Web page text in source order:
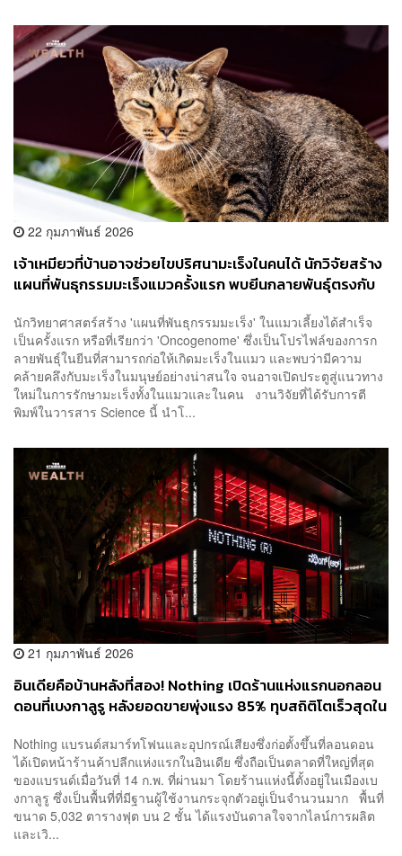
22 กุมภาพันธ์ 2026
เจ้าเหมียวที่บ้านอาจช่วยไขปริศนามะเร็งในคนได้ นักวิจัยสร้าง
แผนที่พันธุกรรมมะเร็งแมวครั้งแรก พบยีนกลายพันธุ์ตรงกับ
นักวิทยาศาสตร์สร้าง 'แผนที่พันธุกรรมมะเร็ง' ในแมวเลี้ยงได้สำเร็จ
เป็นครั้งแรก หรือที่เรียกว่า 'Oncogenome' ซึ่งเป็นโปรไฟล์ของการก
ลายพันธุ์ในยีนที่สามารถก่อให้เกิดมะเร็งในแมว และพบว่ามีความ
คล้ายคลึงกับมะเร็งในมนุษย์อย่างน่าสนใจ จนอาจเปิดประตูสู่แนวทาง
ใหม่ในการรักษามะเร็งทั้งในแมวและในคน งานวิจัยที่ได้รับการตี
พิมพ์ในวารสาร Science นี้ นำโ...
21 กุมภาพันธ์ 2026
อินเดียคือบ้านหลังที่สอง! Nothing เปิดร้านแห่งแรกนอกลอน
ดอนที่เบงกาลูรู หลังยอดขายพุ่งแรง 85% ทุบสถิติโตเร็วสุดใน
Nothing แบรนด์สมาร์ทโฟนและอุปกรณ์เสียงซึ่งก่อตั้งขึ้นที่ลอนดอน
ได้เปิดหน้าร้านค้าปลีกแห่งแรกในอินเดีย ซึ่งถือเป็นตลาดที่ใหญ่ที่สุด
ของแบรนด์เมื่อวันที่ 14 ก.พ. ที่ผ่านมา โดยร้านแห่งนี้ตั้งอยู่ในเมืองเบ
งกาลูรู ซึ่งเป็นพื้นที่ที่มีฐานผู้ใช้งานกระจุกตัวอยู่เป็นจำนวนมาก พื้นที่
ขนาด 5,032 ตารางฟุต บน 2 ชั้น ได้แรงบันดาลใจจากไลน์การผลิต
และเวิ...